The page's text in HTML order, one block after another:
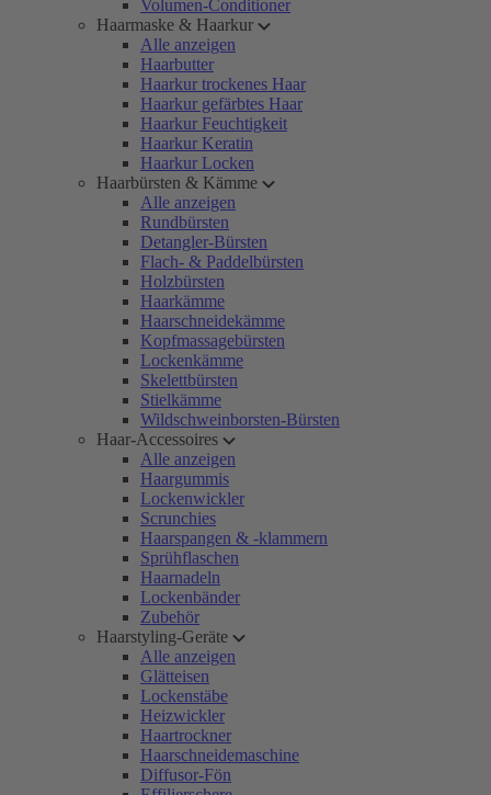
Volumen-Conditioner
Haarmaske & Haarkur
Alle anzeigen
Haarbutter
Haarkur trockenes Haar
Haarkur gefärbtes Haar
Haarkur Feuchtigkeit
Haarkur Keratin
Haarkur Locken
Haarbürsten & Kämme
Alle anzeigen
Rundbürsten
Detangler-Bürsten
Flach- & Paddelbürsten
Holzbürsten
Haarkämme
Haarschneidekämme
Kopfmassagebürsten
Lockenkämme
Skelettbürsten
Stielkämme
Wildschweinborsten-Bürsten
Haar-Accessoires
Alle anzeigen
Haargummis
Lockenwickler
Scrunchies
Haarspangen & -klammern
Sprühflaschen
Haarnadeln
Lockenbänder
Zubehör
Haarstyling-Geräte
Alle anzeigen
Glätteisen
Lockenstäbe
Heizwickler
Haartrockner
Haarschneidemaschine
Diffusor-Fön